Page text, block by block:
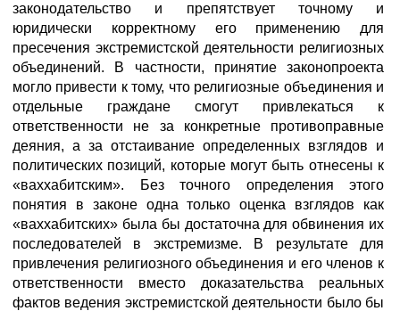
законодательство и препятствует точному и
юридически корректному его применению для
пресечения экстремистской деятельности религиозных
объединений. В частности, принятие законопроекта
могло привести к тому, что религиозные объединения и
отдельные граждане смогут привлекаться к
ответственности не за конкретные противоправные
деяния, а за отстаивание определенных взглядов и
политических позиций, которые могут быть отнесены к
«ваххабитским». Без точного определения этого
понятия в законе одна только оценка взглядов как
«ваххабитских» была бы достаточна для обвинения их
последователей в экстремизме. В результате для
привлечения религиозного объединения и его членов к
ответственности вместо доказательства реальных
фактов ведения экстремистской деятельности было бы